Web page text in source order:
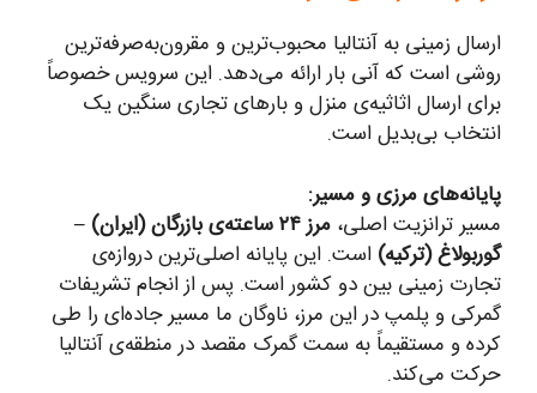
ارسال زمینی به آنتالیا محبوب‌ترین و مقرون‌به‌صرفه‌ترین
روشی است که آنی بار ارائه می‌دهد. این سرویس خصوصاً
برای ارسال اثاثیه‌ی منزل و بارهای تجاری سنگین یک
انتخاب بی‌بدیل است.
پایانه‌های مرزی و مسیر:
مسیر ترانزیت اصلی،
مرز ۲۴ ساعته‌ی بازرگان (ایران) –
گوربولاغ (ترکیه) است. این پایانه اصلی‌ترین دروازه‌ی
تجارت زمینی بین دو کشور است. پس از انجام تشریفات
گمرکی و پلمپ در این مرز، ناوگان ما مسیر جاده‌ای را طی
کرده و مستقیماً به سمت گمرک مقصد در منطقه‌ی آنتالیا
حرکت می‌کند.